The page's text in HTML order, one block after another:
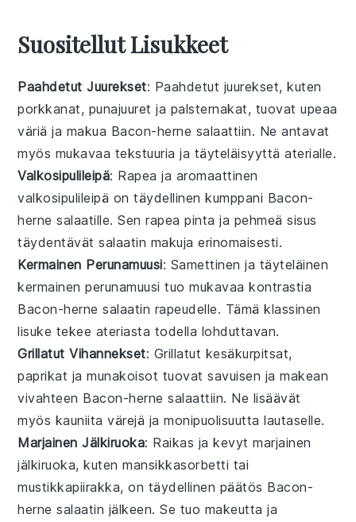
Suositellut Lisukkeet
Paahdetut Juurekset: Paahdetut juurekset, kuten
porkkanat, punajuuret ja palsternakat, tuovat upeaa
väriä ja makua Bacon-herne salaattiin. Ne antavat
myös mukavaa tekstuuria ja täyteläisyyttä aterialle.
Valkosipulileipä: Rapea ja aromaattinen
valkosipulileipä on täydellinen kumppani Bacon-
herne salaatille. Sen rapea pinta ja pehmeä sisus
täydentävät salaatin makuja erinomaisesti.
Kermainen Perunamuusi: Samettinen ja täyteläinen
kermainen perunamuusi tuo mukavaa kontrastia
Bacon-herne salaatin rapeudelle. Tämä klassinen
lisuke tekee ateriasta todella lohduttavan.
Grillatut Vihannekset: Grillatut kesäkurpitsat,
paprikat jamunakoisot tuovat savuisen ja makean
vivahteen Bacon-herne salaattiin. Ne lisäävät
myös kauniita värejä ja monipuolisuutta lautaselle.
Marjainen Jälkiruoka: Raikas ja kevytmarjainen
jälkiruoka, kutenmansikkasorbetti tai
mustikkapiirakka, on täydellinen päätös Bacon-
herne salaatin jälkeen. Se tuo makeutta ja